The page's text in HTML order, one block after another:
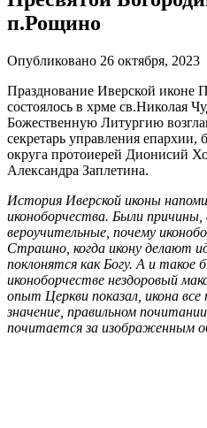
п.Рощино
Опубликовано 26 октября, 2023
Празднование Иверской иконе
состоялось в хрме св.Николая
Божественную Литургию
секретарь управления
округа протоиерей Дионисий
Александра Заплетина.
История Иверской иконы
иконоборчества. Были причины,
вероучительные, почему
Страшно, когда икону делают
поклонятся как Богу. А и такое
иконоборчестве нездоровый
опыт Церкви показал, икона
значение, правильном
почитается за изображенным